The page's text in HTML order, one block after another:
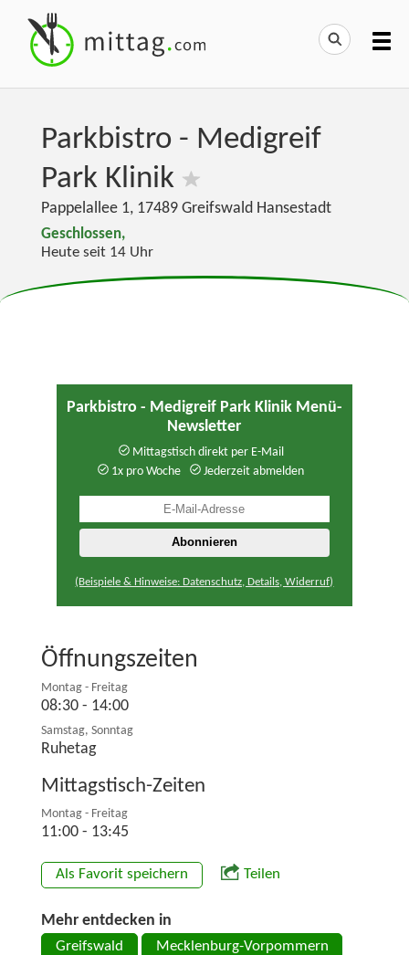
Parkbistro - Medigreif
Park Klinik
Pappelallee 1, 17489 Greifswald Hansestadt
Geschlossen,
Heute seit 14 Uhr
Parkbistro - Medigreif Park Klinik Menü-
Newsletter
Mittagstisch direkt per E-Mail
1x pro Woche
Jederzeit abmelden
(Beispiele & Hinweise: Datenschutz, Details, Widerruf)
Öffnungszeiten
Montag - Freitag
08:30 - 14:00
Samstag, Sonntag
Ruhetag
Mittagstisch-Zeiten
Montag - Freitag
11:00 - 13:45
Als Favorit speichern Teilen
Mehr entdecken in
Greifswald Mecklenburg-Vorpommern